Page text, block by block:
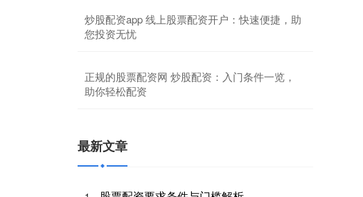
炒股配资app 线上股票配资开户：快速便捷，助
您投资无忧
正规的股票配资网 炒股配资：入门条件一览，
助你轻松配资
最新文章